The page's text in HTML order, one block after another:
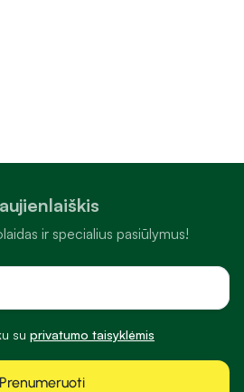
ir specialius pasiūlymus!
su privatumo taisyklėmis
Prenumeruoti